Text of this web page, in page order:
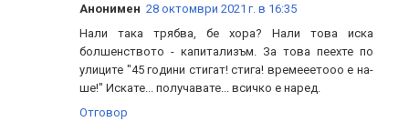
Анонимен 28 октомври 2021 г. в 16:35
Нали така трябва, бе хора? Нали това иска
болшенството - капитализъм. За това пеехте по
улиците "45 години стигат! стига! времееетооо е на-
ше!" Искате... получавате... всичко е наред.
Отговор